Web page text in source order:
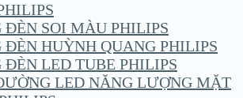
ĐÈN SOI MÀU PHILIPS
ĐÈN HUỲNH QUANG PHILIPS
ĐÈN LED TUBE PHILIPS
LED NĂNG LƯỢNG MẶT